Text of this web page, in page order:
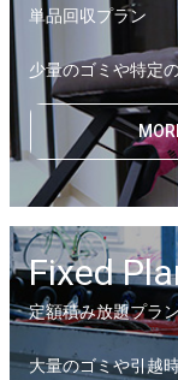
単品回収プラン
少量のゴミや特定
Fixed
定額積み放題プラ
大量のゴミや引越